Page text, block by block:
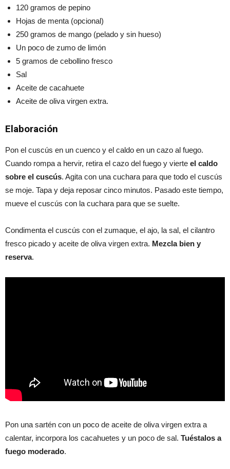
120 gramos de pepino
Hojas de menta (opcional)
250 gramos de mango (pelado y sin hueso)
Un poco de zumo de limón
5 gramos de cebollino fresco
Sal
Aceite de cacahuete
Aceite de oliva virgen extra.
Elaboración
Pon el cuscús en un cuenco y el caldo en un cazo al fuego.
Cuando rompa a hervir, retira el cazo del fuego y vierte el caldo
sobre el cuscús. Agita con una cuchara para que todo el cuscús
se moje. Tapa y deja reposar cinco minutos. Pasado este tiempo,
mueve el cuscús con la cuchara para que se suelte.
Condimenta el cuscús con el zumaque, el ajo, la sal, el cilantro
fresco picado y aceite de oliva virgen extra. Mezcla bien y
reserva.
Pon una sartén con un poco de aceite de oliva virgen extra a
calentar, incorpora los cacahuetes y un poco de sal. Tuéstalos a
fuego moderado.